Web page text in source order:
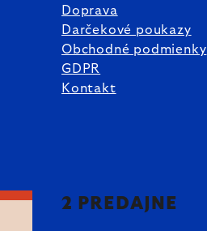
Doprava
Darčekové poukazy
Obchodné podmienky
GDPR
Kontakt
2 PREDAJNE